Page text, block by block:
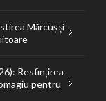
Mărcuș și
Resfințirea
pentru